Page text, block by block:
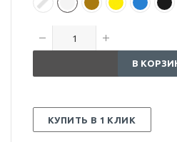
В
КУПИТЬ В 1 КЛИК